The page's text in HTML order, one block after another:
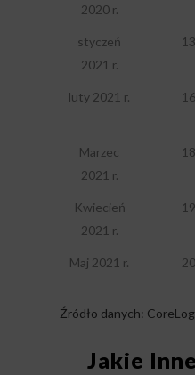
2020 r.
styczeń
2021 r.
luty 2021 r.
Marzec
2021 r.
Kwiecień
2021 r.
Maj 2021 r.
Źródło danych:
Jakie